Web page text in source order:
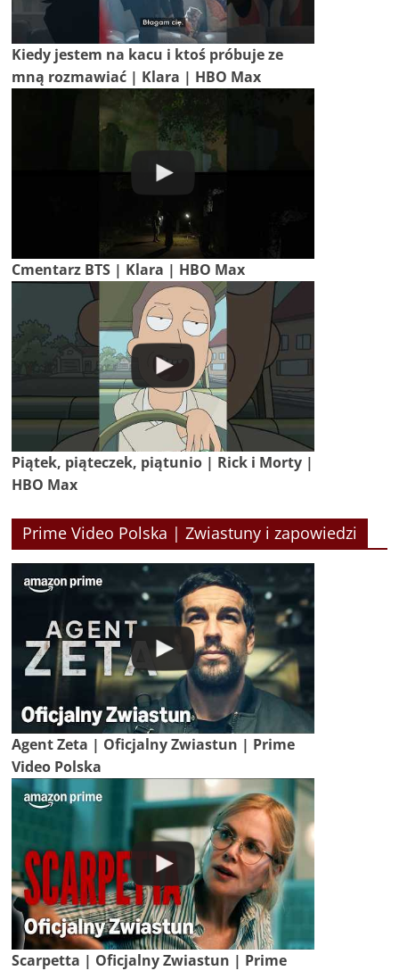
Kiedy jestem na kacu i ktoś próbuje ze
mną rozmawiać | Klara | HBO Max
Cmentarz BTS | Klara | HBO Max
Piątek, piąteczek, piątunio | Rick i Morty |
HBO Max
Prime Video Polska | Zwiastuny i zapowiedzi
Agent Zeta | Oficjalny Zwiastun | Prime
Video Polska
Scarpetta | Oficjalny Zwiastun | Prime